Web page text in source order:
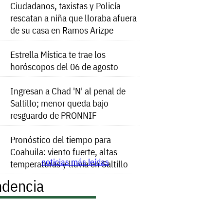
Ciudadanos, taxistas y Policía
rescatan a niña que lloraba afuera
de su casa en Ramos Arizpe
Estrella Mística te trae los
horóscopos del 06 de agosto
Ingresan a Chad 'N' al penal de
Saltillo; menor queda bajo
resguardo de PRONNIF
Pronóstico del tiempo para
Coahuila: viento fuerte, altas
temperaturas y lluvia en Saltillo
noticias más leídas